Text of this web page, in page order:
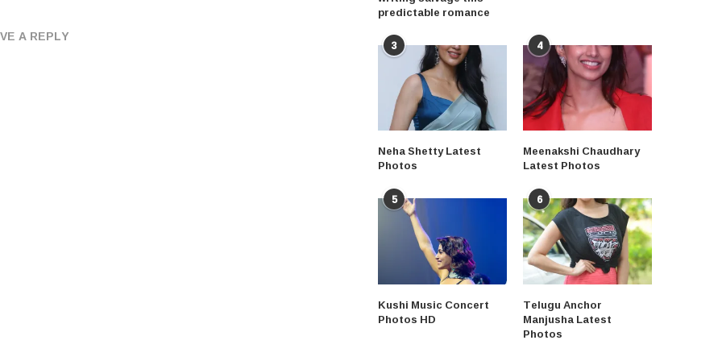
A REPLY
predictable romance
3
Neha Shetty Latest
Photos
4
Meenakshi Chaudhary
Latest Photos
5
Kushi Music Concert
Photos HD
6
Telugu Anchor
Manjusha Latest
Photos